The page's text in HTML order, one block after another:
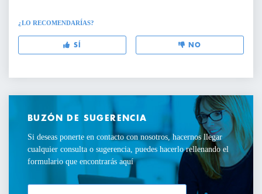
¿LO RECOMENDARÍAS?
SÍ NO
BUZÓN DE SUGERENCIA
Si deseas ponerte en contacto con nosotros, hacernos llegar
cualquier consulta o sugerencia, puedes hacerlo rellenando el
formulario que encontrarás aquí